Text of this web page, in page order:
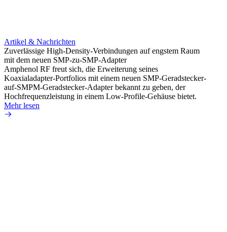
Artikel & Nachrichten
Zuverlässige High-Density-Verbindungen auf engstem Raum
mit dem neuen SMP-zu-SMP-Adapter
Amphenol RF freut sich, die Erweiterung seines
Koaxialadapter-Portfolios mit einem neuen SMP-Geradstecker-
auf-SMPM-Geradstecker-Adapter bekannt zu geben, der
Hochfrequenzleistung in einem Low-Profile-Gehäuse bietet.
Mehr lesen